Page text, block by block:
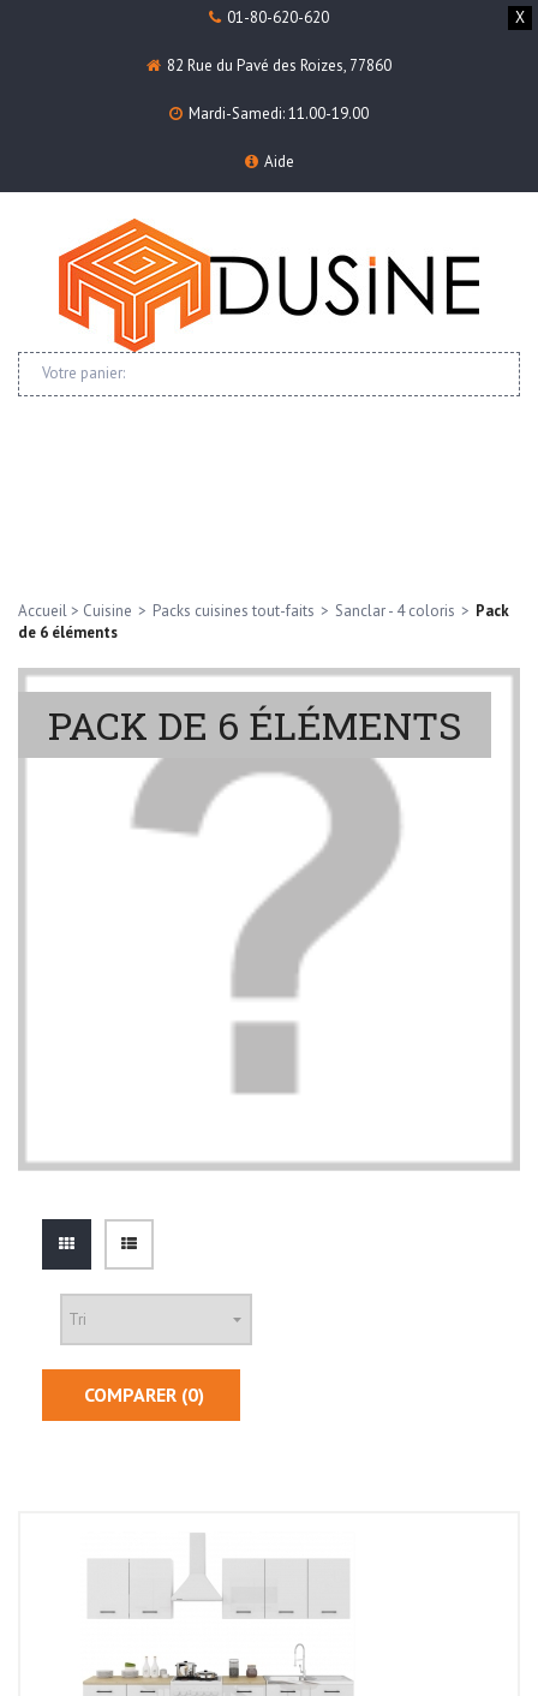
X
01-80-620-620
82 Rue du Pavé des Roizes, 77860
Mardi-Samedi: 11.00-19.00
Aide
Votre panier:
Accueil > Cuisine > Packs cuisines tout-faits > Sanclar - 4 coloris > Pack
de 6 éléments
PACK DE 6 ÉLÉMENTS
COMPARER (0)